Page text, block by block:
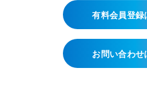
有料会員登録
お問い合わせ